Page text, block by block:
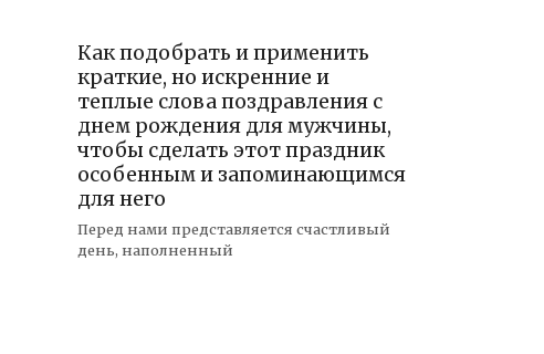
Как подобрать и применить
краткие, но искренние и
теплые слова поздравления с
днем рождения для мужчины,
чтобы сделать этот праздник
особенным и запоминающимся
для него
Перед нами представляется счастливый
день, наполненный